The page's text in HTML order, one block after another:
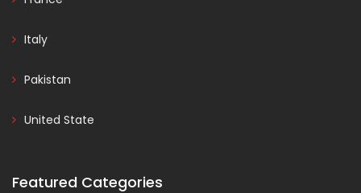
Italy
Pakistan
United State
Featured Categories